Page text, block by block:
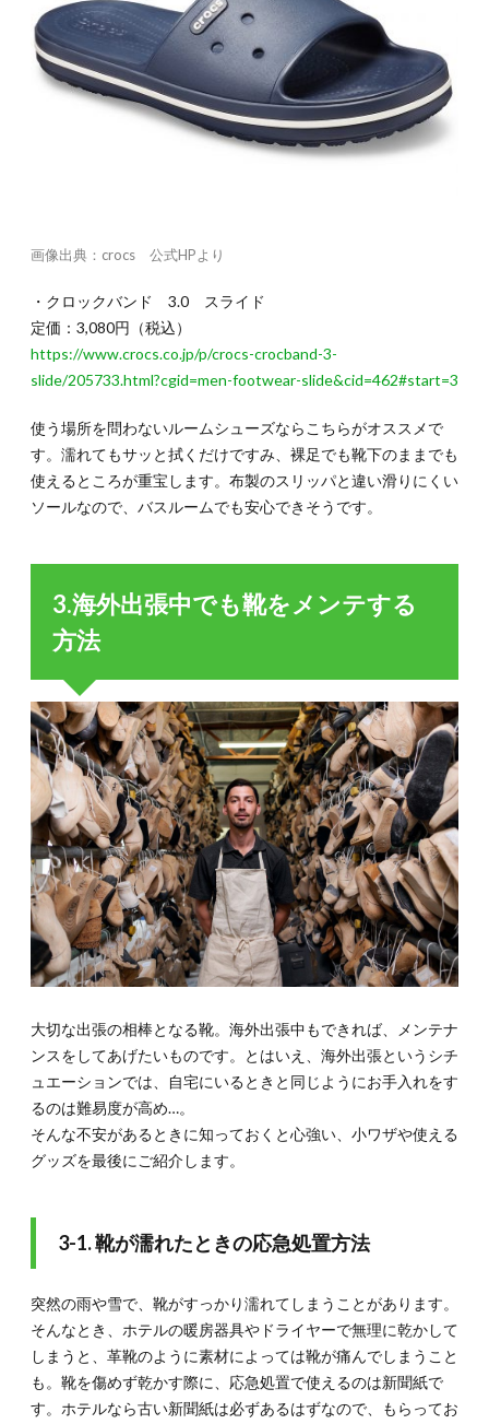
画像出典：crocs 公式HPより
・クロックバンド 3.0 スライド
定価：3,080円（税込）
https://www.crocs.co.jp/p/crocs-crocband-3-
slide/205733.html?cgid=men-footwear-slide&cid=462#start=3
使う場所を問わないルームシューズならこちらがオススメで
す。濡れてもサッと拭くだけですみ、裸足でも靴下のままでも
使えるところが重宝します。布製のスリッパと違い滑りにくい
ソールなので、バスルームでも安心できそうです。
3.海外出張中でも靴をメンテする
方法
大切な出張の相棒となる靴。海外出張中もできれば、メンテナ
ンスをしてあげたいものです。とはいえ、海外出張というシチ
ュエーションでは、自宅にいるときと同じようにお手入れをす
るのは難易度が高め…。
そんな不安があるときに知っておくと心強い、小ワザや使える
グッズを最後にご紹介します。
3-1. 靴が濡れたときの応急処置方法
突然の雨や雪で、靴がすっかり濡れてしまうことがあります。
そんなとき、ホテルの暖房器具やドライヤーで無理に乾かして
しまうと、革靴のように素材によっては靴が痛んでしまうこと
も。靴を傷めず乾かす際に、応急処置で使えるのは新聞紙で
す。ホテルなら古い新聞紙は必ずあるはずなので、もらってお